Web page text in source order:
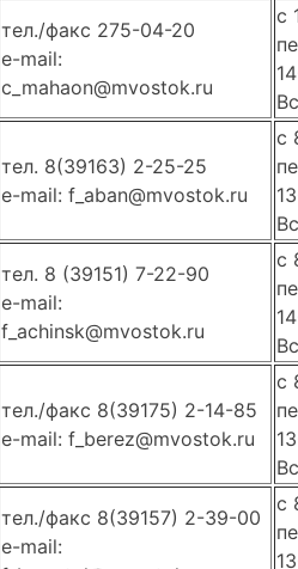
тел./факс 275-04-20
e-mail:
c_mahaon@mvostok.ru
с
тел. 8(39163) 2-25-25
e-mail: f_aban@mvostok.ru
с
тел. 8 (39151) 7-22-90
e-mail:
f_achinsk@mvostok.ru
c
тел./факс 8(39175) 2-14-85
e-mail: f_berez@mvostok.ru
с
тел./факс 8(39157) 2-39-00
e-mail:
с